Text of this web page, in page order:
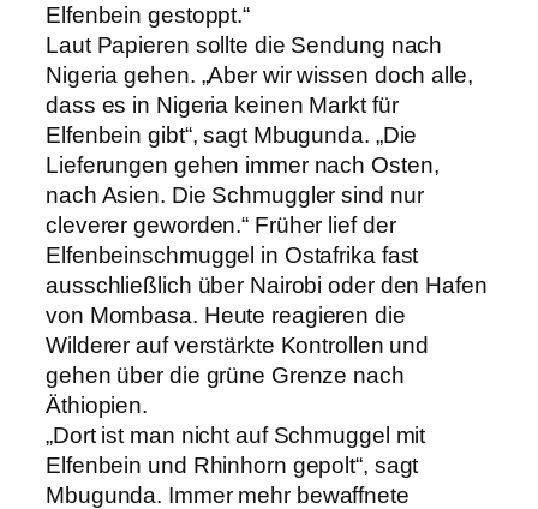
Elfenbein gestoppt.“
Laut Papieren sollte die Sendung nach
Nigeria gehen. „Aber wir wissen doch alle,
dass es in Nigeria keinen Markt für
Elfenbein gibt“, sagt Mbugunda. „Die
Lieferungen gehen immer nach Osten,
nach Asien. Die Schmuggler sind nur
cleverer geworden.“ Früher lief der
Elfenbeinschmuggel in Ostafrika fast
ausschließlich über Nairobi oder den Hafen
von Mombasa. Heute reagieren die
Wilderer auf verstärkte Kontrollen und
gehen über die grüne Grenze nach
Äthiopien.
„Dort ist man nicht auf Schmuggel mit
Elfenbein und Rhinhorn gepolt“, sagt
Mbugunda. Immer mehr bewaffnete